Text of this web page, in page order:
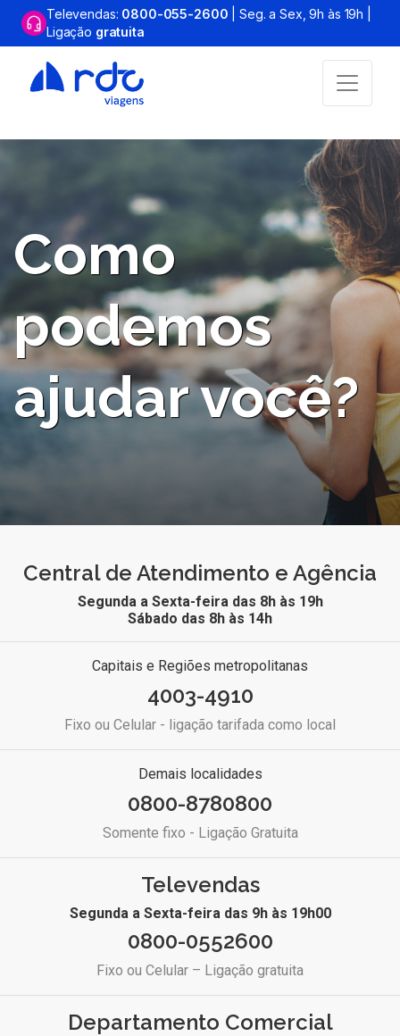
Televendas: 0800-055-2600 | Seg. a Sex, 9h às 19h |
Ligação gratuita
Como
podemos
ajudar você?
Central de Atendimento e Agência
Segunda a Sexta-feira das 8h às 19h
Sábado das 8h às 14h
Capitais e Regiões metropolitanas
4003-4910
Fixo ou Celular - ligação tarifada como local
Demais localidades
0800-8780800
Somente fixo - Ligação Gratuita
Televendas
Segunda a Sexta-feira das 9h às 19h00
0800-0552600
Fixo ou Celular – Ligação gratuita
Departamento Comercial